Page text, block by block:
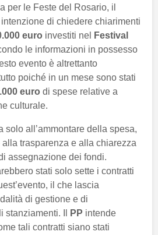
per le Feste del Rosario, il
intenzione di chiedere chiarimenti
euro investiti nel
Festival
le informazioni in possesso
evento è altrettanto
poiché in un mese sono stati
euro di spese relative a
culturale.
solo all’ammontare della spesa,
trasparenza e alla chiarezza
assegnazione dei fondi.
stati solo sette i contratti
il che lascia
di gestione e di
stanziamenti. Il
PP intende
tali contratti siano stati